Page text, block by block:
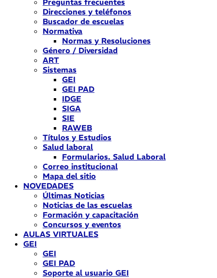
Preguntas frecuentes
Direcciones y teléfonos
Buscador de escuelas
Normativa
Normas y Resoluciones
Género / Diversidad
ART
Sistemas
GEI
GEI PAD
IDGE
SIGA
SIE
RAWEB
Títulos y Estudios
Salud laboral
Formularios. Salud Laboral
Correo institucional
Mapa del sitio
NOVEDADES
Últimas Noticias
Noticias de las escuelas
Formación y capacitación
Concursos y eventos
AULAS VIRTUALES
GEI
GEI
GEI PAD
Soporte al usuario GEI